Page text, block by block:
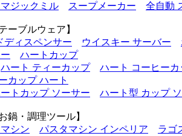
ジックミル スープメーカー 全自動
ーブルウェア】
ディスペンサー ウイスキー サーバー
ハートカップ
ハート ティーカップ
ハート コーヒーカ
カップ ハート
トカップ ソーサー ハート型 カップ
鍋・調理ツール】
シン
パスタマシン インペリア
ラゴ